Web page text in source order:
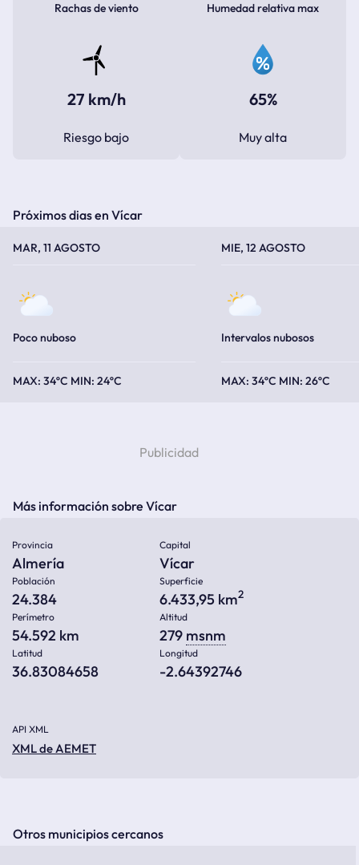
Rachas de viento
27 km/h
Riesgo bajo
Humedad relativa max
65%
Muy alta
Próximos dias en Vícar
MAR, 11 AGOSTO
Poco nuboso
34ºC 24ºC
MIE, 12 AGOSTO
Intervalos nubosos
34ºC 26ºC
Más información sobre Vícar
Provincia
Almería
Capital
Vícar
Población
24.384
Superficie
6.433,95 km2
Perímetro
54.592 km
Altitud
279 msnm
Latitud
36.83084658
Longitud
-2.64392746
API XML
XML de AEMET
Otros municipios cercanos